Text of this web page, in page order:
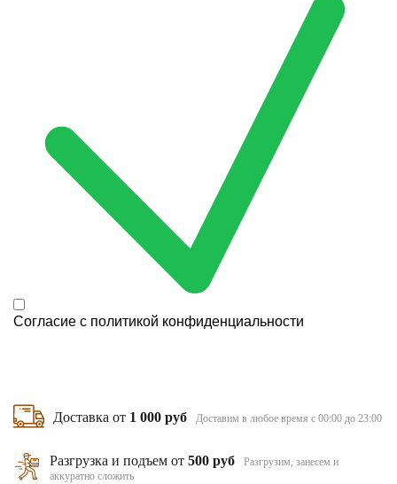
Согласие с политикой конфиденциальности
Доставка от 1 000 руб Доставим в любое время с 00:00 до 23:00
Разгрузка и подъем от500 руб
Разгрузим, занесем и
аккуратно сложить